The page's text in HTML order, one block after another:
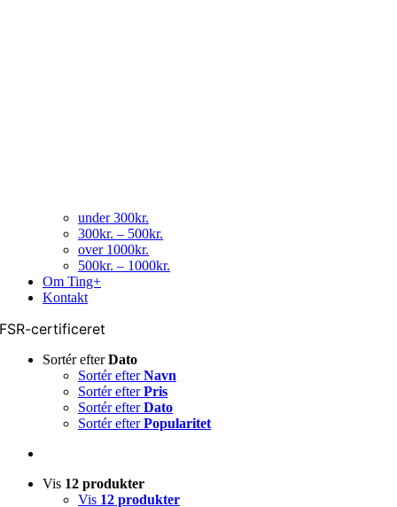
under 300kr.
300kr. – 500kr.
over 1000kr.
500kr. – 1000kr.
Om Ting+
Kontakt
FSR-certificeret
Sortér efterDato
Sortér efterNavn
Sortér efterPris
Sortér efterDato
Sortér efterPopularitet
Vis 12 produkter
Vis 12 produkter